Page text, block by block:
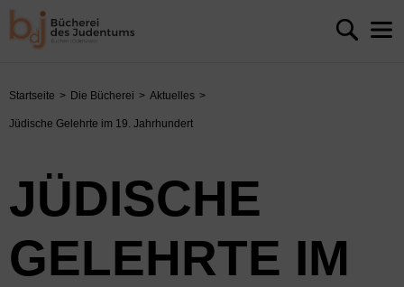
Startseite Die Bücherei Aktuelles
Jüdische Gelehrte im 19. Jahrhundert
JÜDISCHE
GELEHRTE IM